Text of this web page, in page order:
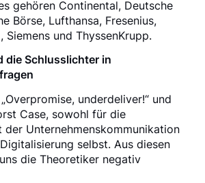
gehören Continental, Deutsche
Börse, Lufthansa, Fresenius,
Siemens und ThyssenKrupp.
die Schlusslichter in
underdeliver!“ und
Case, sowohl für die
der Unternehmenskommunikation
selbst. Aus diesen
die Theoretiker negativ